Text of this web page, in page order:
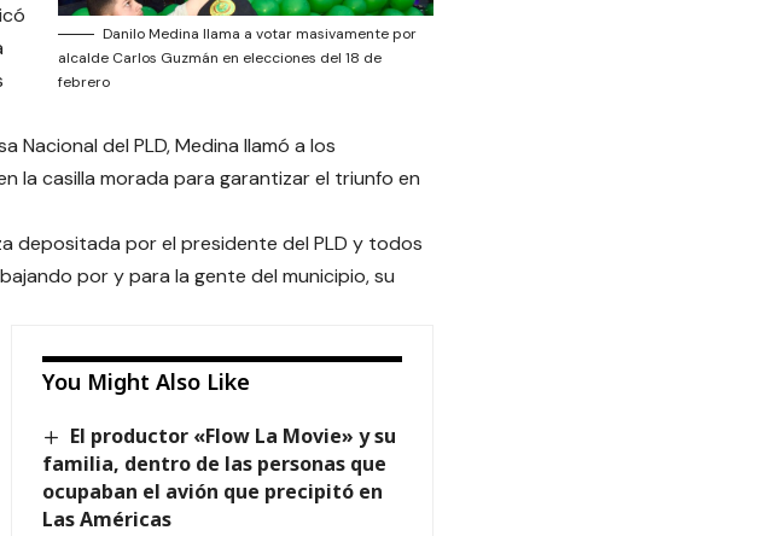
Danilo Medina llama a votar masivamente por
alcalde Carlos Guzmán en elecciones del 18 de
febrero
Nacional del PLD, Medina llamó a los
la casilla morada para garantizar el triunfo en
depositada por el presidente del PLD y todos
por y para la gente del municipio, su
You Might Also Like
El productor «Flow La Movie» y su
familia, dentro de las personas que
ocupaban el avión que precipitó en
Las Américas